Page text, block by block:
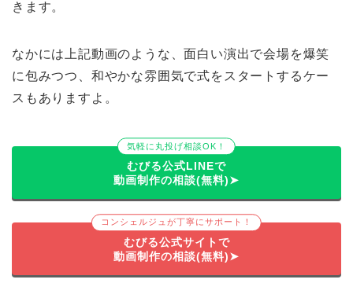
きます。
なかには上記動画のような、面白い演出で会場を爆笑
に包みつつ、和やかな雰囲気で式をスタートするケー
スもありますよ。
気軽に丸投げ相談OK！
むびる公式LINEで
動画制作の相談(無料)➤
コンシェルジュが丁寧にサポート！
むびる公式サイトで
動画制作の相談(無料)➤